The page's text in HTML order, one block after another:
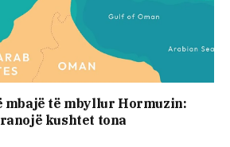
të mbyllur Hormuzin:
kushtet tona